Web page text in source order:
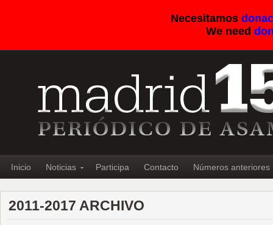
Necesitamos
We need
Inicio Noticias Participa Contacto Números anteriores
2011-2017 ARCHIVO